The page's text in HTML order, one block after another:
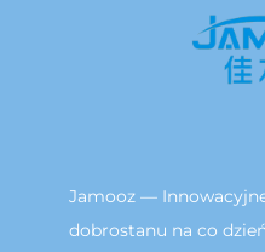
Jamooz —
dobrostanu na co